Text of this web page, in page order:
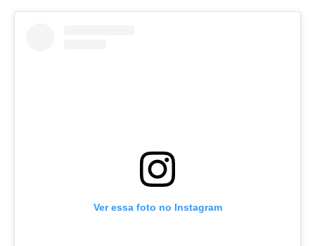
Ver essa foto no Instagram